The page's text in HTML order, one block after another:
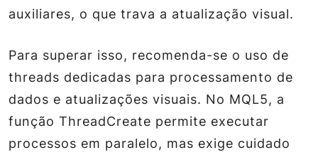
auxiliares, o que trava a atualização visual.
Para superar isso, recomenda-se o uso de
threads dedicadas para processamento de
dados e atualizações visuais. No MQL5, a
função ThreadCreate permite executar
processos em paralelo, mas exige cuidado